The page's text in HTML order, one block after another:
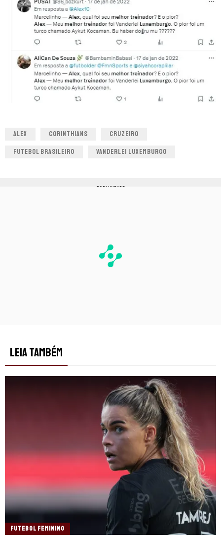
ALEX CORINTHIANS CRUZEIRO
FUTEBOL BRASILEIRO VANDERLEI LUXEMBURGO
PUBLICIDADE
LEIA TAMBÉM
FUTEBOL FEMININO